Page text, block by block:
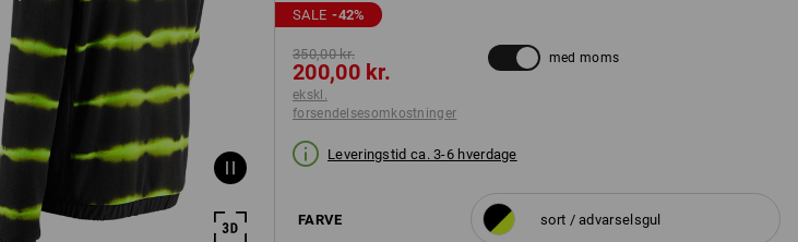
SALE -42%
350,00 kr.
200,00 kr.
ekskl.
forsendelsesomkostninger
med moms
Leveringstid ca. 3-6 hverdage
FARVE sort / advarselsgul